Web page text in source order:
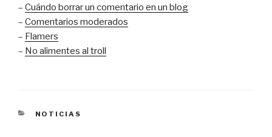
– Cuándo borrar un comentario en un blog
– Comentarios moderados
– Flamers
– No alimentes al troll
CATEGORÍAS
NOTICIAS